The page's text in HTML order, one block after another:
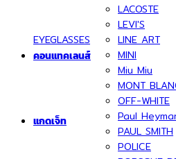
คอนแทคเลนส์
แกดเจ็ท
EYEGLASSES
LACOSTE
LEVI'S
LINE ART
MINI
Miu Miu
MONT
OFF-WHITE
Paul
PAUL SMITH
POLICE